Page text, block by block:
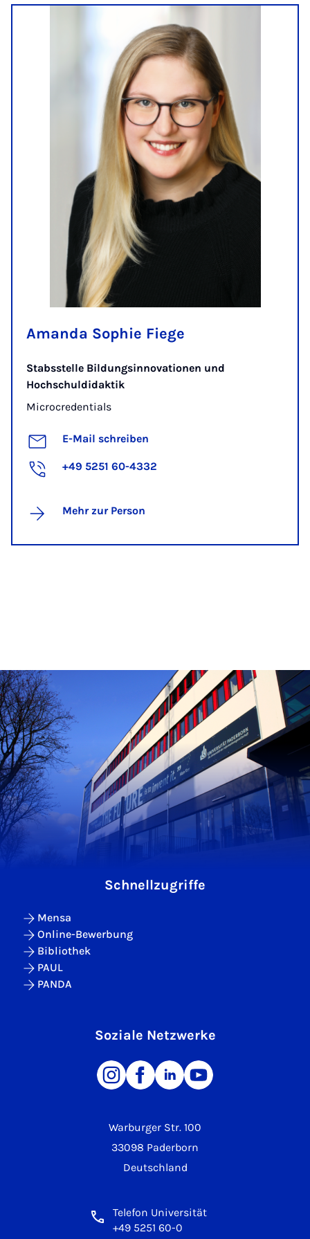
Amanda Sophie Fiege
Stabsstelle Bildungsinnovationen und
Hochschuldidaktik
Microcredentials
E-Mail schreiben
+49 5251 60-4332
Mehr zur Person
Warburger Str. 100
33098 Paderborn
Deutschland
Telefon Universität
+49 5251 60-0
Schnellzugriffe
Mensa
Online-Bewerbung
Bibliothek
PAUL
PANDA
Soziale Netzwerke